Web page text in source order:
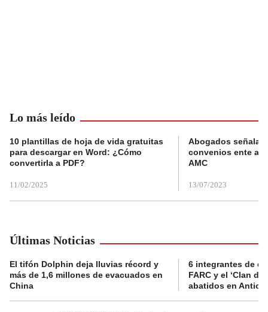
Lo más leído
10 plantillas de hoja de vida gratuitas
para descargar en Word: ¿Cómo
convertirla a PDF?
11/02/2025
Abogados
convenios ente
AMC
13/07/2023
Últimas Noticias
El tifón Dolphin deja lluvias récord y
más de 1,6 millones de evacuados en
China
6 integrantes de
FARC y el ‘Clan
abatidos en